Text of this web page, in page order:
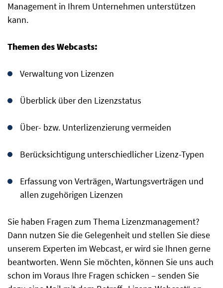
Management in Ihrem Unternehmen unterstützen
kann.
Themen des Webcasts:
Verwaltung von Lizenzen
Überblick über den Lizenzstatus
Über- bzw. Unterlizenzierung vermeiden
Berücksichtigung unterschiedlicher Lizenz-Typen
Erfassung von Verträgen, Wartungsverträgen und
allen zugehörigen Lizenzen
Sie haben Fragen zum Thema Lizenzmanagement?
Dann nutzen Sie die Gelegenheit und stellen Sie diese
unserem Experten im Webcast, er wird sie Ihnen gerne
beantworten. Wenn Sie möchten, können Sie uns auch
schon im Voraus Ihre Fragen schicken – senden Sie